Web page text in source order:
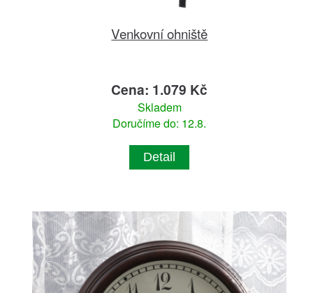
Venkovní ohniště
Cena: 1.079 Kč
Skladem
Doručíme do: 12.8.
Detail